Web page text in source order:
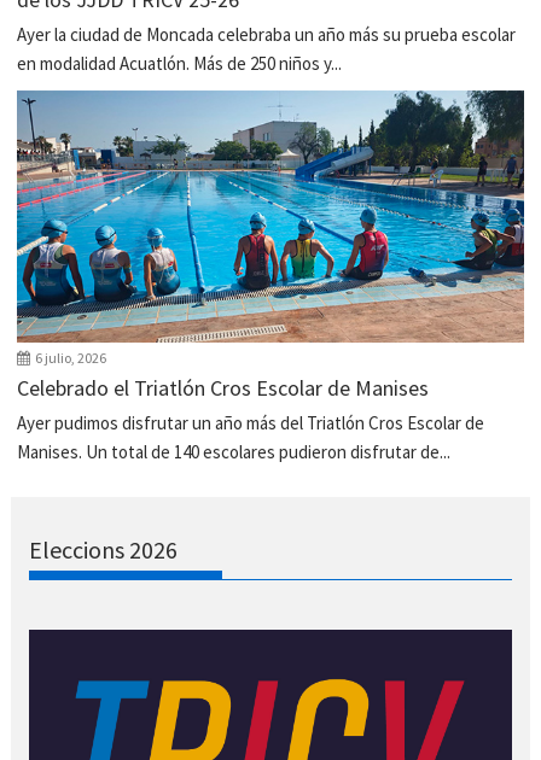
Ayer la ciudad de Moncada celebraba un año más su prueba escolar
en modalidad Acuatlón. Más de 250 niños y...
6 julio, 2026
Celebrado el Triatlón Cros Escolar de Manises
Ayer pudimos disfrutar un año más del Triatlón Cros Escolar de
Manises. Un total de 140 escolares pudieron disfrutar de...
Eleccions 2026